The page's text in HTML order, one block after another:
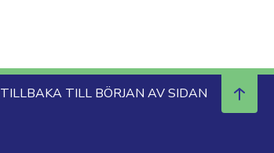
TILLBAKA TILL BÖRJAN AV SIDAN